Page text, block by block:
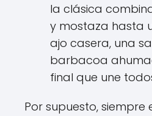
la clásica
y mostaza hasta
ajo casera, una
barbacoa
final que une
Por supuesto, siempre